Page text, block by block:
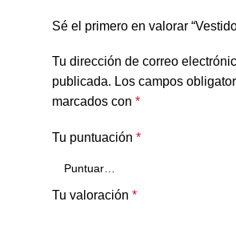
Sé el primero en valorar
Tu dirección de correo
publicada. Los campos
marcados con *
Tu puntuación *
Tu valoración *